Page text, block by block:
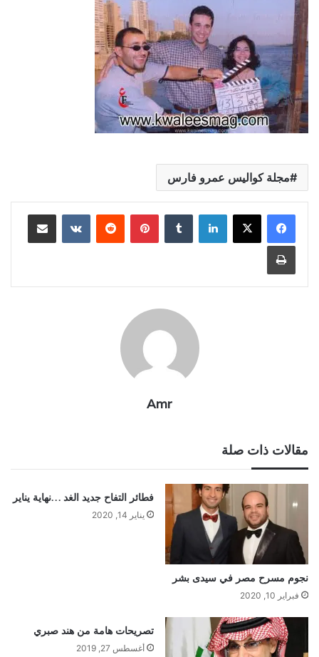
مجلة كواليس عمرو فارس
لينكدإن بينتيريست مشاركة عبر البريد
طباعة
Amr
مقالات ذات صلة
نجوم مسرح مصر في سيدى بشر
فبراير 10, 2020
فطائر التفاح جديد الغد …نهاية يناير
يناير 14, 2020
تصريحات هامة من هند صبري
أغسطس 27, 2019